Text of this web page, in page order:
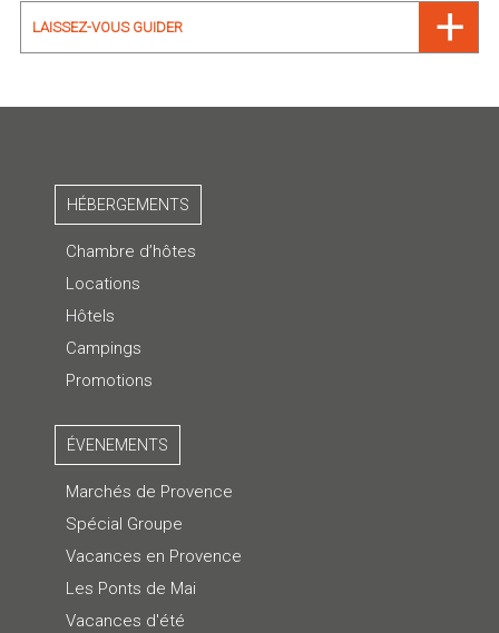
LAISSEZ-VOUS GUIDER
HÉBERGEMENTS
Chambre d’hôtes
Locations
Hôtels
Campings
Promotions
ÉVENEMENTS
Marchés de Provence
Spécial Groupe
Vacances en Provence
Les Ponts de Mai
Vacances d'été